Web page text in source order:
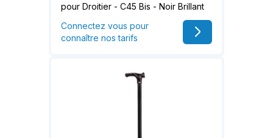
pour Droitier - C45 Bis - Noir Brillant
Connectez vous pour
connaître nos tarifs